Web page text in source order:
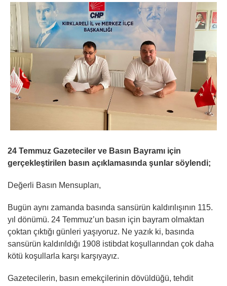
24 Temmuz Gazeteciler ve Basın Bayramı için
gerçekleştirilen basın açıklamasında şunlar söylendi;
Değerli Basın Mensupları,
Bugün aynı zamanda basında sansürün kaldırılışının 115.
yıl dönümü. 24 Temmuz’un basın için bayram olmaktan
çoktan çıktığı günleri yaşıyoruz. Ne yazık ki, basında
sansürün kaldırıldığı 1908 istibdat koşullarından çok daha
kötü koşullarla karşı karşıyayız.
Gazetecilerin, basın emekçilerinin dövüldüğü, tehdit